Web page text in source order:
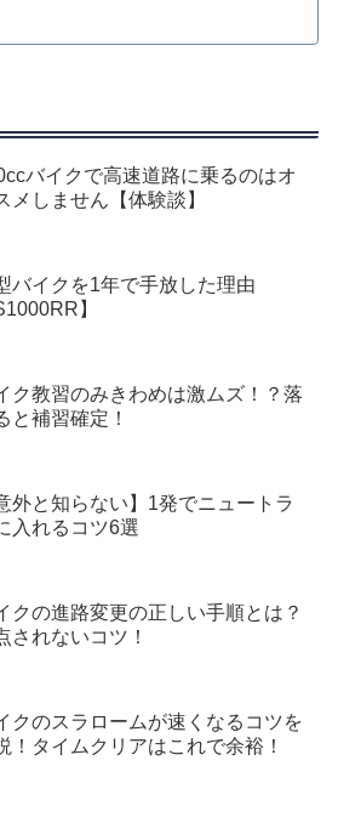
バイクで高速道路に乗るのはオ
メしません【体験談】
バイクを1年で手放した理由
】
ク教習のみきわめは激ムズ！？落
と補習確定！
外と知らない】1発でニュートラ
入れるコツ6選
クの進路変更の正しい手順とは？
されないコツ！
クのスラロームが速くなるコツを
！タイムクリアはこれで余裕！